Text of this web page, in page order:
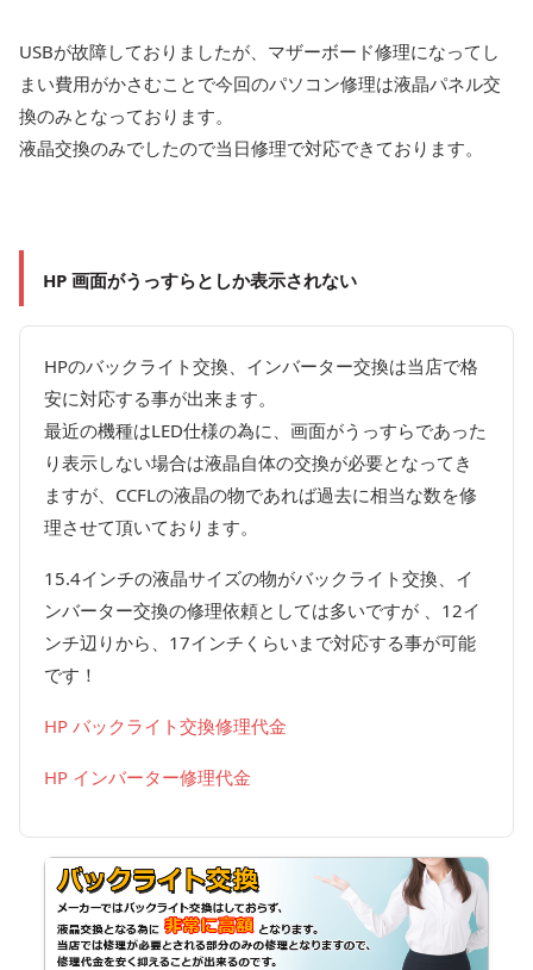
USBが故障しておりましたが、マザーボード修理になってし
まい費用がかさむことで今回のパソコン修理は液晶パネル交
換のみとなっております。
液晶交換のみでしたので当日修理で対応できております。
HP 画面がうっすらとしか表示されない
HPのバックライト交換、インバーター交換は当店で格
安に対応する事が出来ます。
最近の機種はLED仕様の為に、画面がうっすらであった
り表示しない場合は液晶自体の交換が必要となってき
ますが、CCFLの液晶の物であれば過去に相当な数を修
理させて頂いております。
15.4インチの液晶サイズの物がバックライト交換、イ
ンバーター交換の修理依頼としては多いですが 、12イ
ンチ辺りから、17インチくらいまで対応する事が可能
です！
HP バックライト交換修理代金
HP インバーター修理代金